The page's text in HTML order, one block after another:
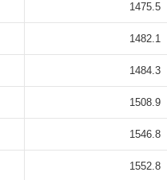
1475.5
1482.1
1484.3
1508.9
1546.8
1552.8